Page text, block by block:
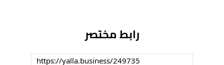
رابط مختصر